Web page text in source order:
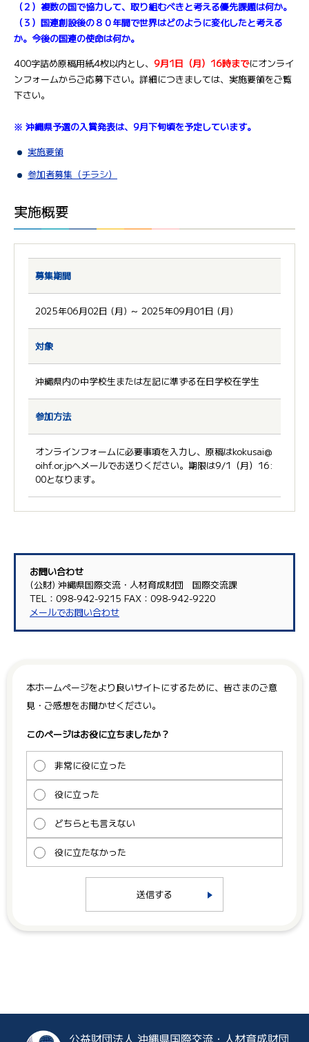
（２）複数の国で協力して、取り組むべきと考える優先課題は何か。
（３）国連創設後の８０年間で世界はどのように変化したと考える
か。今後の国連の使命は何か。
400字詰め原稿用紙4枚以内とし、 9月1日（月）16時までにオンライ
ンフォームからご応募下さい。詳細につきましては、実施要領をご覧
下さい。
※ 沖縄県予選の入賞発表は、9月下旬頃を予定しています。
実施要領
参加者募集（チラシ）
実施概要
募集期間
2025年06月02日 (月) ～ 2025年09月01日 (月)
対象
沖縄県内の中学校生または左記に準ずる在日学校在学生
参加方法
オンラインフォームに必要事項を入力し、原稿はkokusai@
oihf.or.jpへメールでお送りください。期限は9/1（月）16:
00となります。
お問い合わせ
(公財) 沖縄県国際交流・人材育成財団 国際交流課
TEL：098-942-9215 FAX：098-942-9220
メールでお問い合わせ
本ホームページをより良いサイトにするために、皆さまのご意
見・ご感想をお聞かせください。
このページはお役に立ちましたか？
非常に役に立った
役に立った
どちらとも言えない
役に立たなかった
送信する